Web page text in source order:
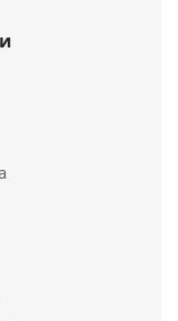
11) САУНА